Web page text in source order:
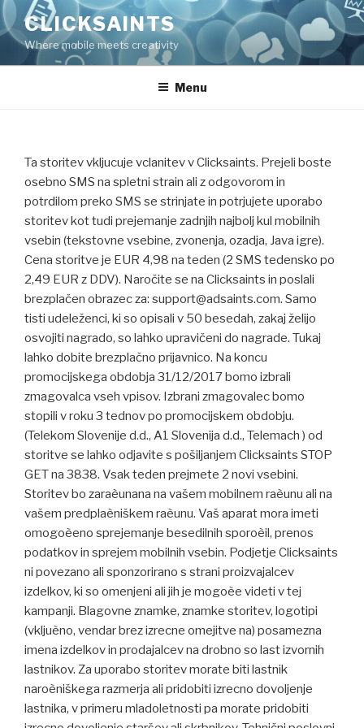
Skip
to
content
CLICKSAINTS
Where mobile meets creativity
Menu
Ta storitev vkljucuje vclanitev v Clicksaints. Prejeli boste
osebno SMS na spletni strain ali z odgovorom in
potrdilom preko SMS se strinjate in potrjujete uporabo
storitev kot tudi prejemanje zadnjih najbolj kul mobilnih
vsebin (tekstovne vsebine, zvonenja, ozadja, Java igre).
Cena storitve je EUR 4,98 na teden (2 SMS tedensko po
2,49 EUR z DDV). Naročite se na Clicksaints in poslali
brezplačen obrazec za: support@adsaints.com. Samo
tisti udeleženci, ki so opisali v 50 besedah, zakaj želijo
osvojiti nagrado, so lahko upravičeni do nagrade. Tukaj
lahko dobite brezplačno prijavnico. Na koncu
promocijskega obdobja 31/12/2017 bomo izbrali
zmagovalca vseh vpisov. Izbrani zmagovalec bomo
stopili v roku 3 tednov po promocijskem obdobju.
(Telekom Slovenije d.d., A1 Slovenija d.d., Telemach ) od
storitve se lahko odjavite s pošiljanjem Clicksaints STOP
GET na 3838. Vsak teden prejmete 2 novi vsebini.
Storitev bo zaraèunana na vašem mobilnem raèunu ali na
vašem predplaèniškem raèunu. Vaš aparat mora imeti
omogoèeno sprejemanje besedilnih sporoèil, prenos
podatkov in sprejem mobilnih vsebin. Podjetje Clicksaints
ni povezano ali sponzorirano s strani proizvajalcev
izdelkov, ki so omenjeni ali jih je mogoèe videti v tej
kampanji. Blagovne znamke, znamke storitev, logotipi
(vkljuèno, vendar brez izrecne omejitve na) posamezna
imena izdelkov in prodajalcev na drobno so last izvornih
lastnikov. Za uporabo storitev morate biti lastnik
naroèniškega razmerja ali pridobiti izrecno dovoljenje
lastnika, v primeru mladoletnosti pa morate pridobiti